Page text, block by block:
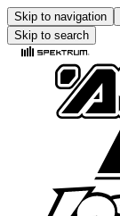
Skip to navigation
Skip to search